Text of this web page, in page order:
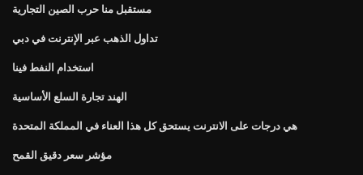
مستقبل منا حرب الصين التجارية
تداول الذهب عبر الإنترنت في دبي
استخدام النفط فينا
الهند تجارة السلع الأساسية
هي درجات على الانترنت يستحق كل هذا العناء في المملكة المتحدة
مؤشر سعر دقيق القمح